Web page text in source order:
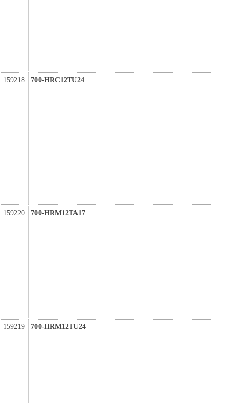
159218 700-HRC12TU24
159220 700-HRM12TA17
159219 700-HRM12TU24